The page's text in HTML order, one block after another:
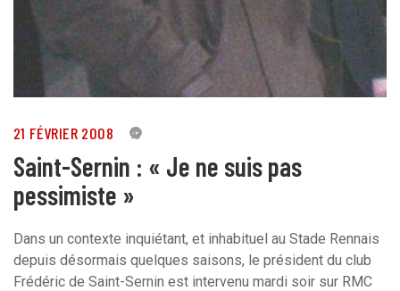
21 FÉVRIER 2008 0
Saint-Sernin : « Je ne suis pas
pessimiste »
Dans un contexte inquiétant, et inhabituel au Stade Rennais
depuis désormais quelques saisons, le président du club
Frédéric de Saint-Sernin est intervenu mardi soir sur RMC